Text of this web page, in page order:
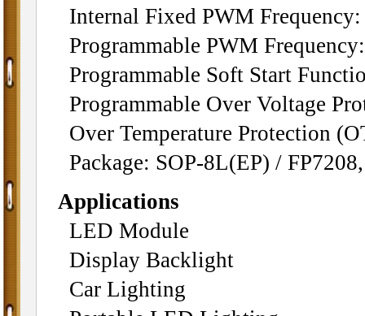
Internal Fixed PWM
Programmable PWM
Programmable Soft Start
Programmable Over Voltage
Over Temperature Protection
Package: SOP-8L(EP) /
Applications
LED Module
Display Backlight
Car Lighting